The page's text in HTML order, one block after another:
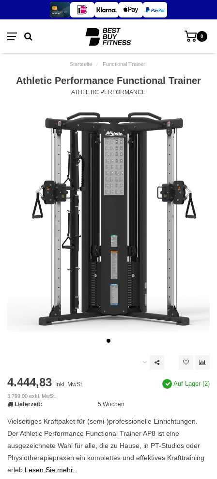
0
Startseite / Functional Trainer
Athletic Performance Functional Trainer
ATHLETIC PERFORMANCE
4.444,83 Inkl. MwSt.
3.799,00 exkl. MwSt.
Auf Lager (2)
Lieferzeit: 5 Wochen
Vielseitiges Kraftpaket für (semi-)professionelle Einrichtungen.
Der Athletic Performance Functional Trainer AP8 ist eine
ausgezeichnete Wahl für alle, die zu Hause, in PT-Studios oder
Physiotherapiepraxen ein komplettes und effektives Krafttraining
erleb Lesen Sie mehr..